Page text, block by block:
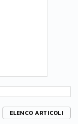
ELENCO ARTICOLI